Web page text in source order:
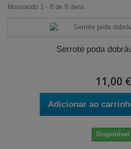
Mostrando 1 - 8 de 8 itens
Serrote poda
11,00 €
Adicionar ao
Disponível